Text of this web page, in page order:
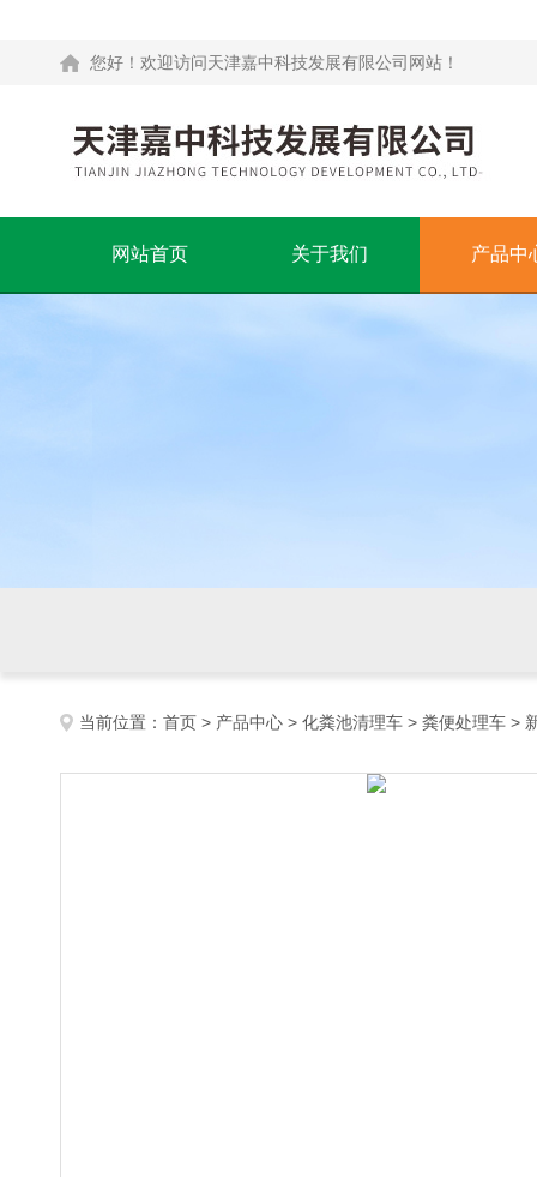
您好！欢迎访问天津嘉中科技发展有限公司网站！
网站首页 关于我们 产品中
当前位置： 首页 > 产品中心 > 化粪池清理车 > 粪便处理车 >